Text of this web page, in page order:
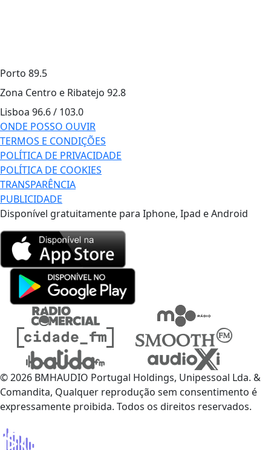
Porto 89.5
Zona Centro e Ribatejo 92.8
Lisboa 96.6 / 103.0
ONDE POSSO OUVIR
TERMOS E CONDIÇÕES
POLÍTICA DE PRIVACIDADE
POLÍTICA DE COOKIES
TRANSPARÊNCIA
PUBLICIDADE
Disponível gratuitamente para Iphone, Ipad e Android
© 2026 BMHAUDIO Portugal Holdings, Unipessoal Lda. &
Comandita, Qualquer reprodução sem consentimento é
expressamente proibida. Todos os direitos reservados.